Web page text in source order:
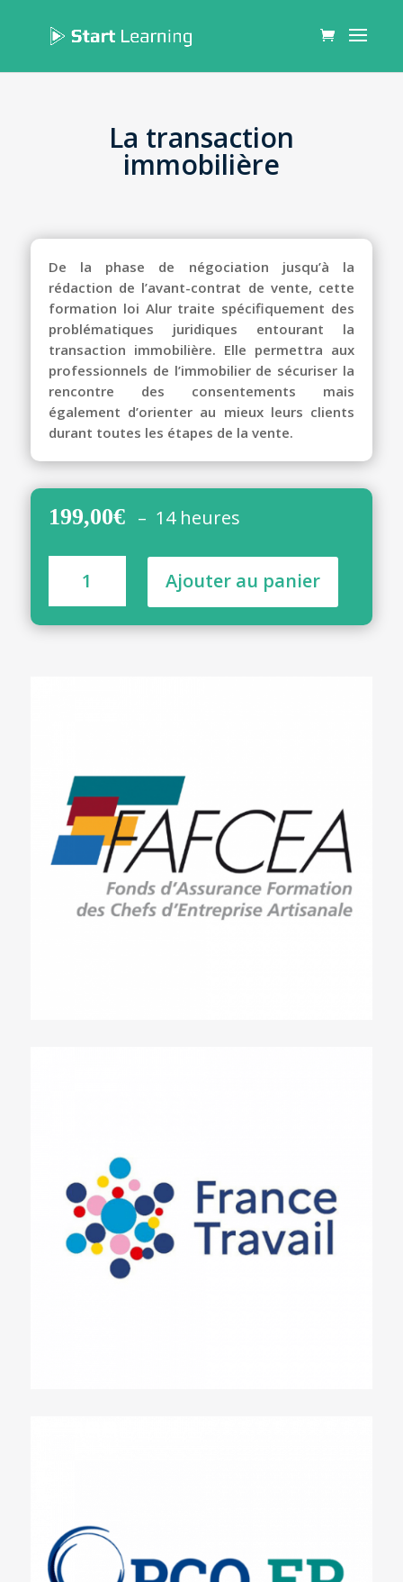
La transaction
immobilière
De la phase de négociation jusqu’à la
rédaction de l’avant-contrat de vente, cette
formation loi Alur traite spécifiquement des
problématiques juridiques entourant la
transaction immobilière. Elle permettra aux
professionnels de l’immobilier de sécuriser la
rencontre des consentements mais
également d’orienter au mieux leurs clients
durant toutes les étapes de la vente.
199,00€ – 14 heures
La
transaction
Ajouter au panier